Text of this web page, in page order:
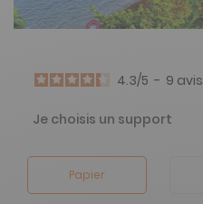
4.3/5 - 9 avis
Je choisis un support
Papier